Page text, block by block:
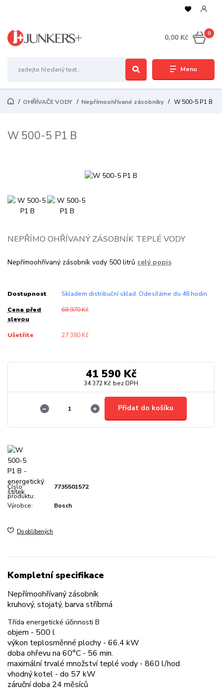
Menu
0
0,00 Kč
OHŘÍVAČE VODY Nepřímoohřívané zásobníky W 500-5 P1 B
W 500-5 P1 B
NEPŘÍMO OHŘÍVANÝ ZÁSOBNÍK TEPLÉ VODY
Nepřímoohřívaný zásobník vody 500 litrů celý popis
Dostupnost Skladem distribuční sklad. Odesíláme do 48 hodin
Cena před
slevou
68 970 Kč
Ušetříte 27 380 Kč
41 590 Kč
34 372 Kč bez DPH
Přidat do košíku
Číslo
produktu:
7735501572
Výrobce: Bosch
Do oblíbených
Kompletní specifikace
Nepřímoohřívaný zásobník
kruhový, stojatý, barva stříbrná
Třída energetické účinnosti B
objem - 500 l
výkon teplosměnné plochy - 66,4 kW
doba ohřevu na 60°C - 56 min.
maximální trvalé množství teplé vody - 860 l/hod
vhodný kotel - do 57 kW
záruční doba 24 měsíců